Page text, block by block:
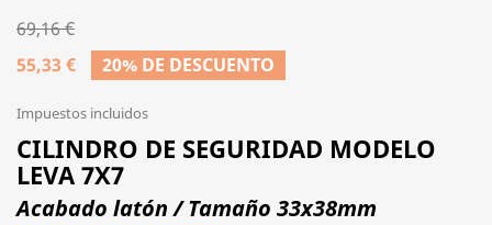
69,16 €
55,33 €
20% DE DESCUENTO
Impuestos incluidos
CILINDRO DE SEGURIDAD MODELO
LEVA 7X7
Acabado latón / Tamaño 33x38mm